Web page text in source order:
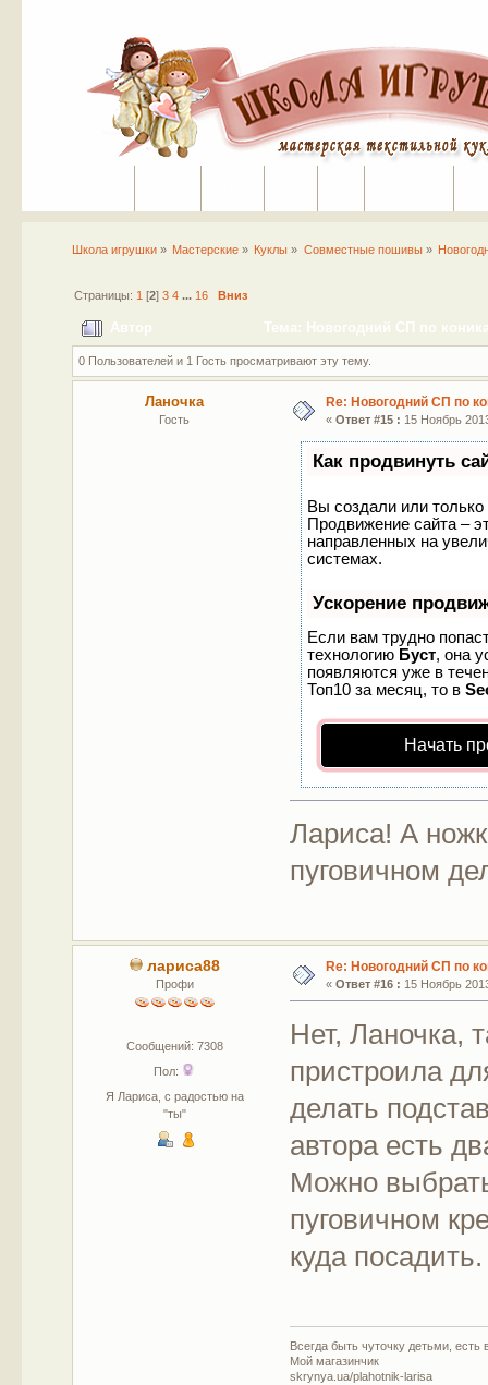
Школа игрушки» Мастерские » Куклы » Совместные пошивы»
Страницы: 1 [2] 3 4 ... 16 Вниз
Автор Тема: Новогодний СП по
0 Пользователей и 1 Гость просматривают эту тему.
Ланочка
Гость
Re: Новогодний СП по
« Ответ #15 : 15 Ноябрь
Как продвинуть
Вы создали или только
Продвижение сайта –
направленных на
системах.
Ускорение
Если вам трудно
технологию Буст, она
появляются уже в
Топ10 за месяц, то в
Начать
Лариса! А
пуговичном
лариса88
Профи
Сообщений: 7308
Пол:
Я Лариса, с радостью на
"ты"
Re: Новогодний СП по
« Ответ #16 : 15 Ноябрь
Нет, Ланочка,
пристроила
делать
автора есть
Можно
пуговичном
куда посадить.
Всегда быть чуточку детьми,
Мой магазинчик
skrynya.ua/plahotnik-larisa